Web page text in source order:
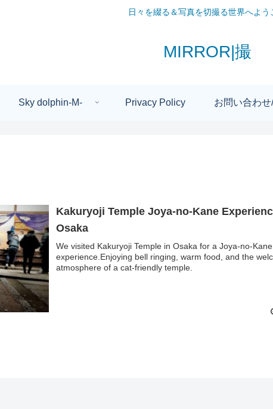
日々を綴る＆写真を切撮る世界へよう
MIRROR|撮
Sky dolphin-M- Privacy Policy お問い合わ
Kakuryoji Temple Joya-no-Kane
Osaka
We visited Kakuryoji Temple in Osaka for a Joya-no-Kane
experience.Enjoying bell ringing, warm food, and the
atmosphere of a cat-friendly temple.